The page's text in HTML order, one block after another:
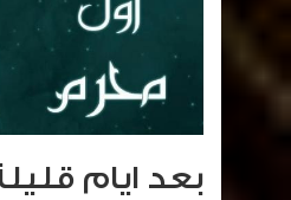
بعد ايام